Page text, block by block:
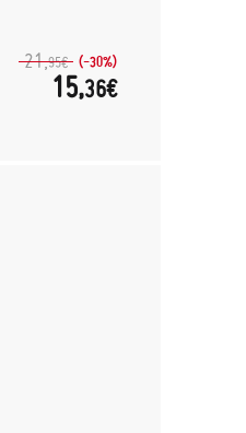
21,95€ (-30%)
15,36€